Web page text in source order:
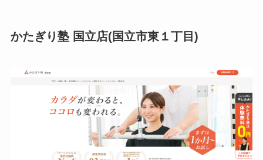
かたぎり塾 国立店(国立市東１丁目)